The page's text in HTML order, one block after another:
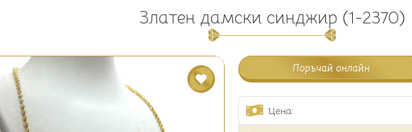
Златен дамски синджир (1-2370)
Поръчай онлайн
Цена: